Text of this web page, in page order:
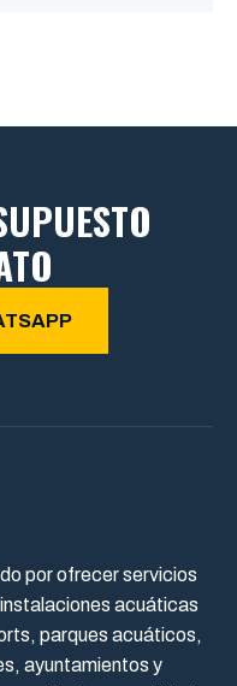
por ofrecer servicios
acuáticas
parques acuáticos,
ayuntamientos y